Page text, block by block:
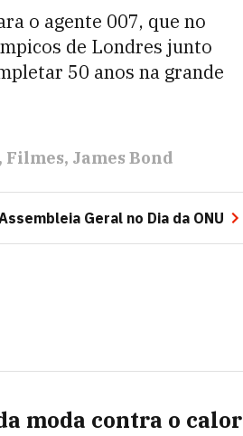
o agente 007, que no
de Londres junto
50 anos na grande
Filmes James Bond
Geral no Dia da ONU
moda contra o calor